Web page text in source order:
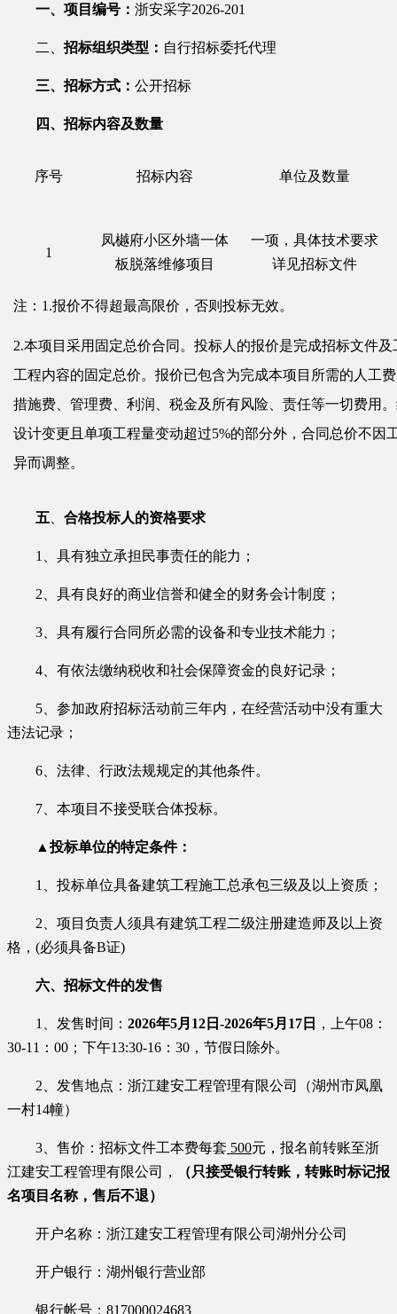
一、项目编号： 浙安采字2026-201
二、 招标组织类型： 自行招标委托代理
三、招标方式： 公开招标
四、 招标内容及数量
序号 招标内容 单位及数量
1
凤樾府小区外墙一体
板脱落维修项目
一项，具体技术要求
详见招标文件
注： 1.报价不得超最高限价，否则投标无效。
2.本项目采用固定总价合同。投标人的报价是完成招标文件
工程内容的固定总价。报价已包含为完成本项目所需的人工
措施费、管理费、利润、税金及所有风险、责任等一切费用
设计变更且单项工程量变动超过5%的部分外，合同总价不因
异而调整。
五 合格投标人的资格要求
1、具有独立承担民事责任的能力；
2、具有良好的商业信誉和健全的财务会计制度；
3、具有履行合同所必需的设备和专业技术能力；
4、有依法缴纳税收和社会保障资金的良好记录；
5、参加政府招标活动前三年内，在经营活动中没有重大
违法记录；
6、法律、行政法规规定的其他条件。
7、本项目不接受联合体投标。
▲投标单位的特定条件：
1、投标单位具备建筑工程施工总承包三级及以上资质；
2、项目负责人须具有建筑工程二级注册建造师及以上资
格，(必须具备B证)
六、招标文件的发售
1、发售时间： 2026年5月 12 日 -2026年5月 17 日 ， 上午08：
30-11：00；下午13:30-16： 30，节假日除外。
2、发售地点：浙江建安工程管理有限公司（湖州市凤凰
一村14幢）
3、售价：招标文件工本费每套 500元， 报名前转账至浙
江建安工程管理有限公司，
（只接受银行转账，转账时标记报
名项目名称，售后不退）
开户名称：浙江建安工程管理有限公司湖州分公司
开户银行：湖州银行营业部
银行帐号： 817000024683